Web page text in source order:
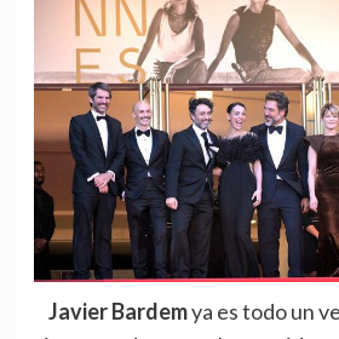
Javier Bardemya es todo un